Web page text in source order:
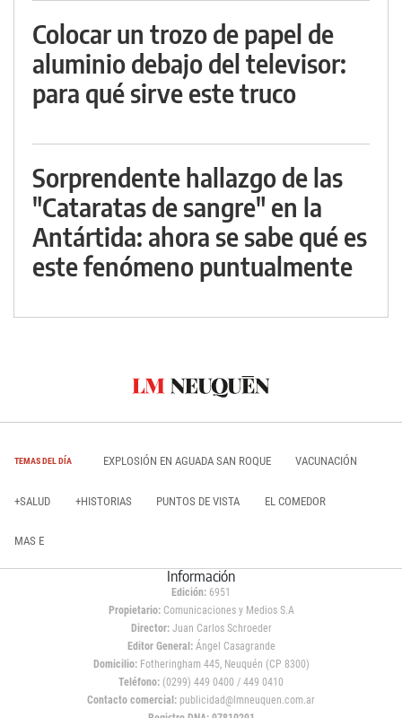
Colocar un trozo de papel de
aluminio debajo del televisor:
para qué sirve este truco
Sorprendente hallazgo de las
"Cataratas de sangre" en la
Antártida: ahora se sabe qué es
este fenómeno puntualmente
TEMAS DEL DÍA EXPLOSIÓN EN AGUADA SAN ROQUE VACUNACIÓN
+SALUD +HISTORIAS PUNTOS DE VISTA EL COMEDOR
MAS E
Información
Edición: 6951
Propietario:Comunicaciones y Medios S.A
Director: Juan Carlos Schroeder
Editor General:Ángel Casagrande
Domicilio:Fotheringham 445, Neuquén (CP 8300)
Teléfono: (0299) 449 0400 / 449 0410
Contacto comercial: publicidad@lmneuquen.com.ar